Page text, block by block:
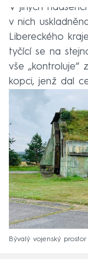
V jiných
v nich
Libereckého
tyčící se na
vše „kontroluje“
kopci, jenž dal
Bývalý vojenský prostor